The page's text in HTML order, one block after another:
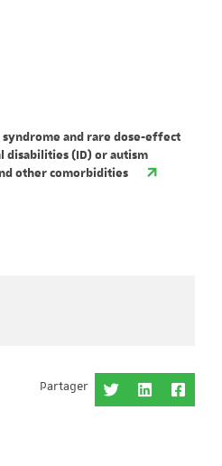
and rare dose-effect
disabilities (ID) or autism
other comorbidities
Partager